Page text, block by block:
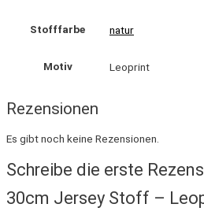
Stofffarbe natur
Motiv Leoprint
Rezensionen
Es gibt noch keine Rezensionen.
Schreibe die erste
30cm Jersey Stoff –